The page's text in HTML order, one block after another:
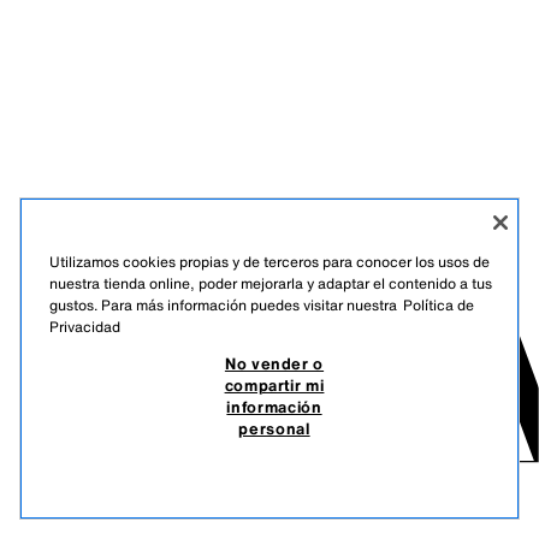
Utilizamos cookies propias y de terceros para conocer los usos de
nuestra tienda online, poder mejorarla y adaptar el contenido a tus
gustos. Para más información puedes visitar nuestra Política de
Privacidad
No vender o
compartir mi
información
personal